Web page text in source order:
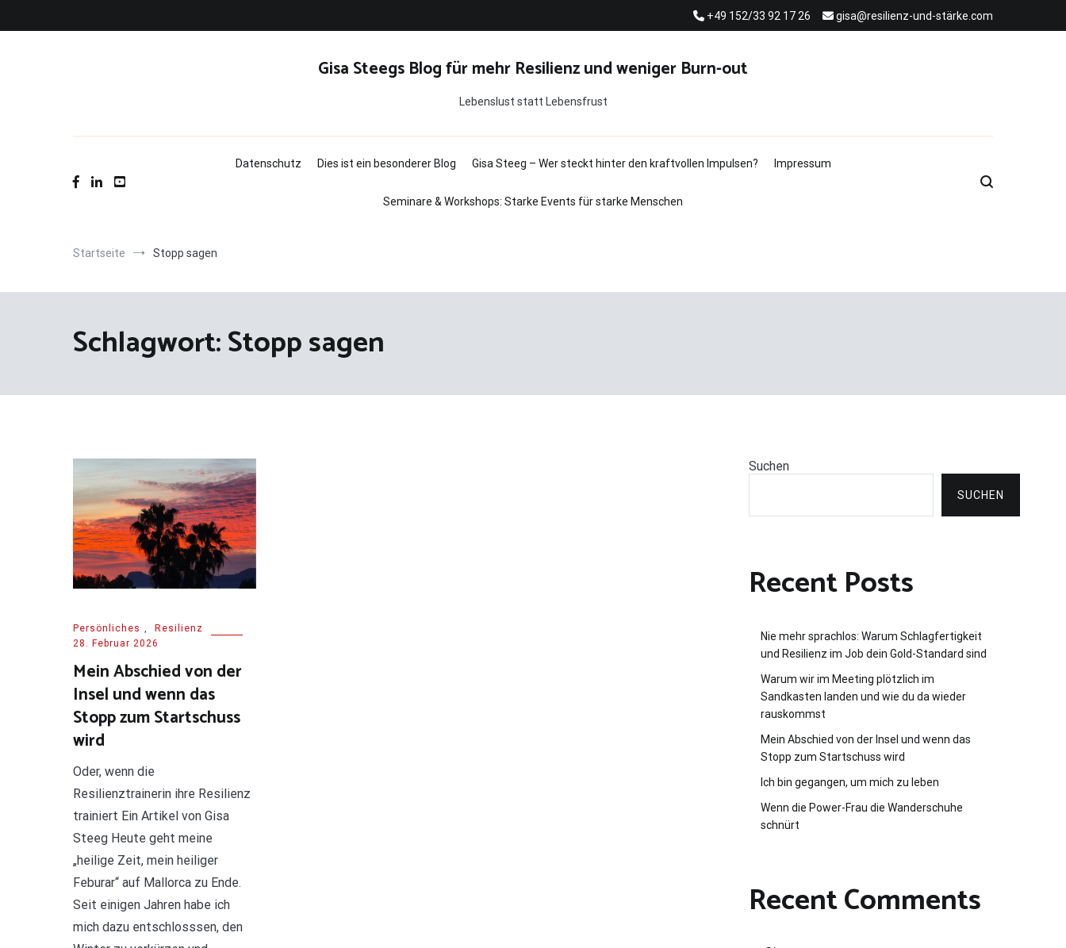
+49 152/33 92 17 26 gisa@resilienz-und-stärke.com
Gisa Steegs Blog für mehr Resilienz und weniger Burn-out
Lebenslust statt Lebensfrust
Datenschutz Dies ist ein besonderer Blog Gisa Steeg – Wer steckt hinter den kraftvollen Impulsen? Impressum
Seminare & Workshops: Starke Events für starke Menschen
Startseite Stopp sagen
Schlagwort:Stopp sagen
Persönliches
Resilienz
28. Februar 2026
Mein Abschied von der
Insel und wenn das
Stopp zum Startschuss
wird
Oder, wenn die
Resilienztrainerin ihre Resilienz
trainiert Ein Artikel von Gisa
Steeg Heute geht meine
„heilige Zeit, mein heiliger
Feburar“ auf Mallorca zu Ende.
Seit einigen Jahren habe ich
mich dazu entschlosssen, den
Suchen
SUCHEN
Recent Posts
Nie mehr sprachlos: Warum Schlagfertigkeit
und Resilienz im Job dein Gold-Standard sind
Warum wir im Meeting plötzlich im
Sandkasten landen und wie du da wieder
rauskommst
Mein Abschied von der Insel und wenn das
Stopp zum Startschuss wird
Ich bin gegangen, um mich zu leben
Wenn die Power-Frau die Wanderschuhe
schnürt
Recent Comments